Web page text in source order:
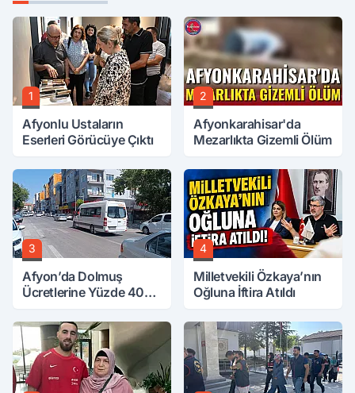
1
Afyonlu Ustaların
Eserleri Görücüye Çıktı
2
Afyonkarahisar'da
Mezarlıkta Gizemli Ölüm
3
Afyon’da Dolmuş
Ücretlerine Yüzde 40
4
Milletvekili Özkaya’nın
Oğluna İftira Atıldı